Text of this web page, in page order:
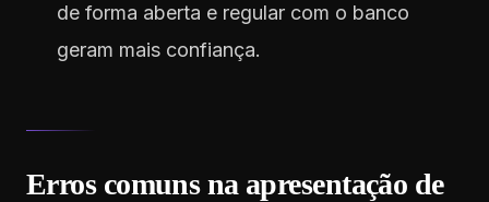
de forma aberta e regular com o banco
geram mais confiança.
Erros comuns na apresentação de